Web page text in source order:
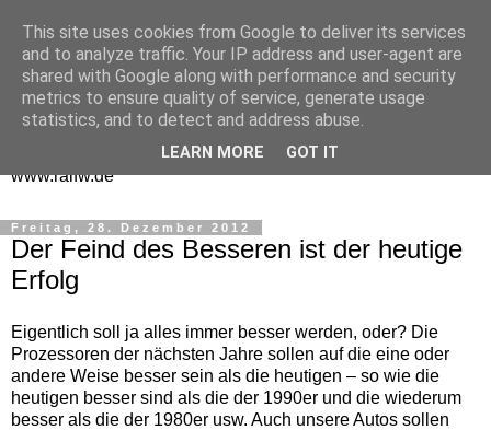
One Man Think Tank
Gedanken
Spontanes und Überlegtes aus meinem "Denkraum" -
www.ralfw.de
Freitag, 28. Dezember 2012
Der Feind des Besseren ist der heutige
Erfolg
Eigentlich soll ja alles immer besser werden, oder? Die
Prozessoren der nächsten Jahre sollen auf die eine oder
andere Weise besser sein als die heutigen – so wie die
heutigen besser sind als die der 1990er und die wiederum
besser als die der 1980er usw. Auch unsere Autos sollen
This site uses cookies from Google to deliver its services
and to analyze traffic. Your IP address and user-agent are
shared with Google along with performance and security
metrics to ensure quality of service, generate usage
statistics, and to detect and address abuse.
LEARN MORE GOT IT